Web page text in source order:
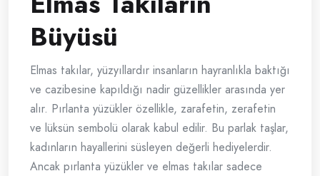
Büyüsü
Elmas takılar, yüzyıllardır insanların hayranlıkla baktığı
ve cazibesine kapıldığı nadir güzellikler arasında yer
alır. Pırlanta yüzükler özellikle, zarafetin, zerafetin
ve lüksün sembolü olarak kabul edilir. Bu parlak taşlar,
kadınların hayallerini süsleyen değerli hediyelerdir.
Ancak pırlanta yüzükler ve elmas takılar sadece